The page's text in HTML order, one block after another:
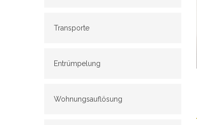
Transporte
Entrümpelung
Wohnungsauflösung